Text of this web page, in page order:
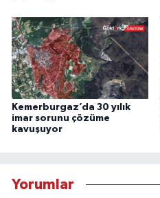
Kemerburgaz’da 30 yılık
imar sorunu çözüme
kavuşuyor
Yorumlar